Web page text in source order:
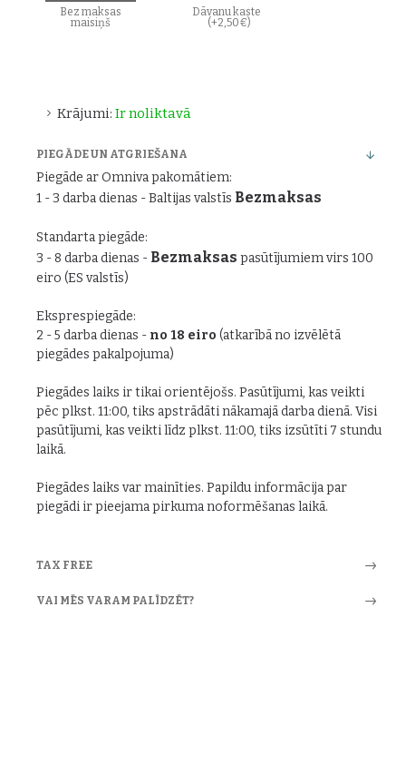
Krājumi: Ir noliktavā
Bez maksas
maisiņš
Dāvanu kaste
(+2,50€)
PIEGĀDE UN ATGRIEŠANA
Piegāde ar Omniva pakomātiem:
1 - 3 darba dienas - Baltijas valstīs Bezmaksas
Standarta piegāde:
3 - 8 darba dienas - Bezmaksas pasūtījumiem virs 100
eiro (ES valstīs)
Eksprespiegāde:
2 - 5 darba dienas - no 18 eiro (atkarībā no izvēlētā
piegādes pakalpojuma)
Piegādes laiks ir tikai orientējošs. Pasūtījumi, kas veikti
pēc plkst. 11:00, tiks apstrādāti nākamajā darba dienā. Visi
pasūtījumi, kas veikti līdz plkst. 11:00, tiks izsūtīti 7 stundu
laikā.
Piegādes laiks var mainīties. Papildu informācija par
piegādi ir pieejama pirkuma noformēšanas laikā.
TAX FREE
VAI MĒS VARAM PALĪDZĒT?